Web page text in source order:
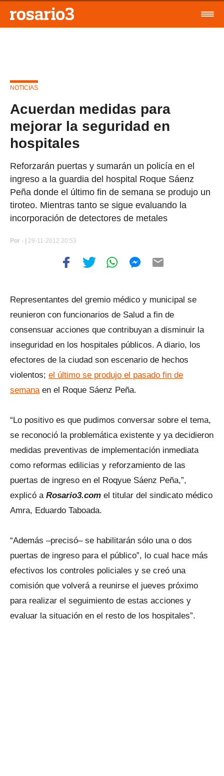
NOTICIAS
Acuerdan medidas para
mejorar la seguridad en
hospitales
Reforzarán puertas y sumarán un policía en el
ingreso a la guardia del hospital Roque Sáenz
Peña donde el último fin de semana se produjo un
tiroteo. Mientras tanto se sigue evaluando la
incorporación de detectores de metales
Por - | 29-11-2012 20:53
Representantes del gremio médico y municipal se
reunieron con funcionarios de Salud a fin de
consensuar acciones que contribuyan a disminuir la
inseguridad en los hospitales públicos. A diario, los
efectores de la ciudad son escenario de hechos
violentos; el último se produjo el pasado fin de
semanaen el Roque Sáenz Peña.
“Lo positivo es que pudimos conversar sobre el tema,
se reconoció la problemática existente y ya decidieron
medidas preventivas de implementación inmediata
como reformas edilicias y reforzamiento de las
puertas de ingreso en el Roqyue Sáenz Peña,”,
explicó a Rosario3.com el titular del sindicato médico
Amra, Eduardo Taboada.
“Además –precisó– se habilitarán sólo una o dos
puertas de ingreso para el público”, lo cual hace más
efectivos los controles policiales y se creó una
comisión que volverá a reunirse el jueves próximo
para realizar el seguimiento de estas acciones y
evaluar la situación en el resto de los hospitales”.